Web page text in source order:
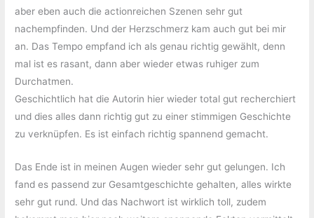
aber eben auch die actionreichen Szenen sehr gut
nachempfinden. Und der Herzschmerz kam auch gut bei mir
an. Das Tempo empfand ich als genau richtig gewählt, denn
mal ist es rasant, dann aber wieder etwas ruhiger zum
Durchatmen.
Geschichtlich hat die Autorin hier wieder total gut recherchiert
und dies alles dann richtig gut zu einer stimmigen Geschichte
zu verknüpfen. Es ist einfach richtig spannend gemacht.
Das Ende ist in meinen Augen wieder sehr gut gelungen. Ich
fand es passend zur Gesamtgeschichte gehalten, alles wirkte
sehr gut rund. Und das Nachwort ist wirklich toll, zudem